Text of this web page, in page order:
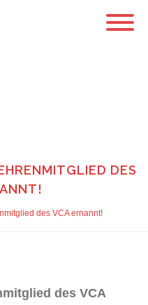
DES
des VCA ernannt!
des VCA